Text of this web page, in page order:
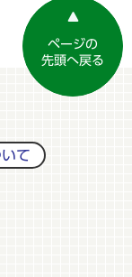
ページの
先頭へ戻る
て